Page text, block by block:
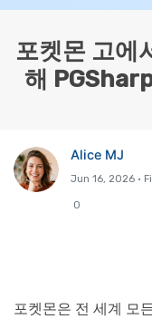
리소스 허브
3,000개 이상의 사용
사용 가이드
고객 지원
무료 다운로
검색하기
포켓몬 고에
해
Alice MJ
Jun 16, 2026 •
0
포켓몬은 전 세계 모